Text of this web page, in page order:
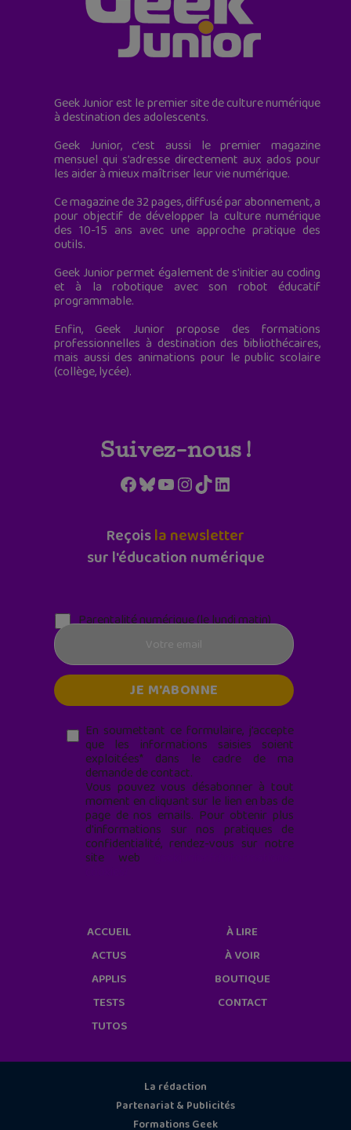
Geek Junior est le premier site de culture numérique
à destination des adolescents.
Geek Junior, c’est aussi le premier magazine
mensuel qui s’adresse directement aux ados pour
les aider à mieux maîtriser leur vie numérique.
Ce magazine de 32 pages, diffusé par abonnement, a
pour objectif de développer la culture numérique
des 10-15 ans avec une approche pratique des
outils.
Geek Junior permet également de s'initier au coding
et à la robotique avec son robot éducatif
programmable.
Enfin, Geek Junior propose des formations
professionnelles à destination des bibliothécaires,
mais aussi des animations pour le public scolaire
(collège, lycée).
Suivez-nous !
Facebook
Bluesky
YouTube
Instagram
TikTokLinkedIn
Reçoisla newsletter
sur l'éducation numérique
Parentalité numérique (le lundi matin)
En soumettant ce formulaire, j’accepte
que les informations saisies soient
exploitées* dans le cadre de ma
demande de contact.
Vous pouvez vous désabonner à tout
moment en cliquant sur le lien en bas de
page de nos emails. Pour obtenir plus
d'informations sur nos pratiques de
confidentialité, rendez-vous sur notre
site web
ACCUEIL
ACTUS
APPLIS
TESTS
TUTOS
À LIRE
À VOIR
BOUTIQUE
CONTACT
La rédaction
Partenariat & Publicités
Formations Geek